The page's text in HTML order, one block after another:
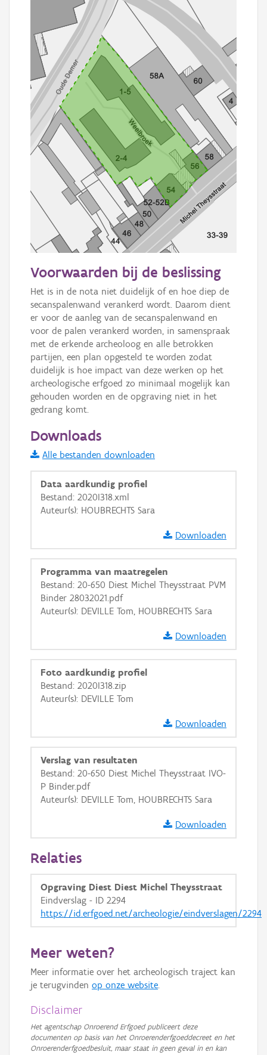
Informatie Vlaanderen
i
+ −
Basis Lagen
Ortho
GRB-Basiskaart
Voorwaarden bij de beslissing
Het is in de nota niet duidelijk of en hoe diep de
secanspalenwand verankerd wordt. Daarom dient
er voor de aanleg van de secanspalenwand en
voor de palen verankerd worden, in samenspraak
met de erkende archeoloog en alle betrokken
partijen, een plan opgesteld te worden zodat
duidelijk is hoe impact van deze werken op het
archeologische erfgoed zo minimaal mogelijk kan
gehouden worden en de opgraving niet in het
gedrang komt.
Downloads
Alle bestanden downloaden
Data aardkundig profiel
Bestand: 2020I318.xml
Auteur(s): HOUBRECHTS Sara
Downloaden
Programma van maatregelen
Bestand: 20-650 Diest Michel Theysstraat PVM
Binder 28032021.pdf
Auteur(s): DEVILLE Tom, HOUBRECHTS Sara
Downloaden
Foto aardkundig profiel
Bestand: 2020I318.zip
Auteur(s): DEVILLE Tom
Downloaden
Verslag van resultaten
Bestand: 20-650 Diest Michel Theysstraat IVO-
P Binder.pdf
Auteur(s): DEVILLE Tom, HOUBRECHTS Sara
Downloaden
Relaties
Opgraving Diest Diest Michel Theysstraat
Eindverslag - ID 2294
https://id.erfgoed.net/archeologie/eindverslagen/2294
Meer weten?
Meer informatie over het archeologisch traject kan
je terugvinden op onze website.
Disclaimer
Het agentschap Onroerend Erfgoed publiceert deze
documenten op basis van het Onroerenderfgoeddecreet en het
Onroerenderfgoedbesluit, maar staat in geen geval in en kan